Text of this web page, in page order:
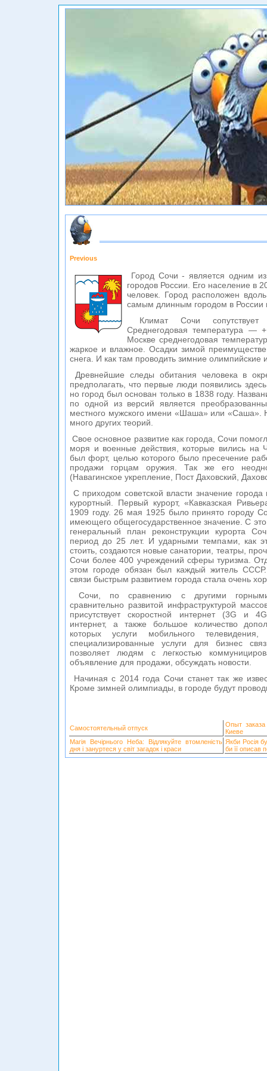
Previous
Город Сочи - является одним
городов России. Его население в
человек. Город расположен
самым длинным городом в России
Климат Сочи сопутствует
Среднегодовая температура —
Москве среднегодовая
жаркое и влажное. Осадки зимой
снега. И как там проводить зимние олимпийские
Древнейшие следы обитания человека в
предполагать, что первые люди появились
но город был основан только в 1838 году.
по одной из версий является
местного мужского имени «Шаша» или «Саша».
много других теорий.
Свое основное развитие как города, Сочи
моря и военные действия, которые вились
был форт, целью которого было пресечение
продажи горцам оружия. Так же его
(Навагинское укрепление, Пост Даховский,
С приходом советской власти значение
курортный. Первый курорт, «Кавказская
1909 году. 26 мая 1925 было принято городу
имеющего общегосударственное значение. С
генеральный план реконструкции курорта
период до 25 лет. И ударными темпами, как
стоить, создаются новые санатории, театры,
Сочи более 400 учреждений сферы туризма.
этом городе обязан был каждый житель
связи быстрым развитием города стала очень
Сочи, по сравнению с другими горными
сравнительно развитой инфраструктурой
присутствует скоростной интернет (3G и
интернет, а также большое количество
которых услуги мобильного телевидения,
специализированные услуги для бизнес
позволяет людям с легкостью
объявление для продажи, обсуждать новости.
Начиная с 2014 года Сочи станет так же
Кроме зимней олимпиады, в городе будут
Самостоятельный отпуск
Опыт
Киеве
Магія Вечірнього Неба: Відлякуйте втомленість
дня і зануртеся у світ загадок і краси
Якби Росія
би її описав